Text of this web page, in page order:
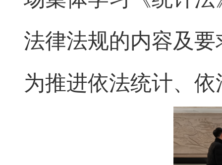
法律法规的内容及
为推进依法统计、